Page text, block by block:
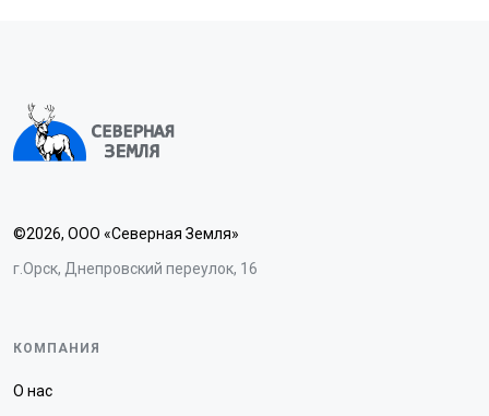
©2026, ООО «Северная Земля»
г.Орск, Днепровский переулок, 16
КОМПАНИЯ
О нас